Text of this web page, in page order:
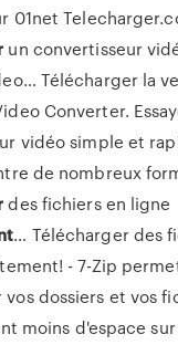
01net
un convertisseur
Télécharger la
Converter.
vidéo simple et
de nombreux
des fichiers en ligne
… Télécharger des
- 7-Zip
dossiers et vos
moins d'espace